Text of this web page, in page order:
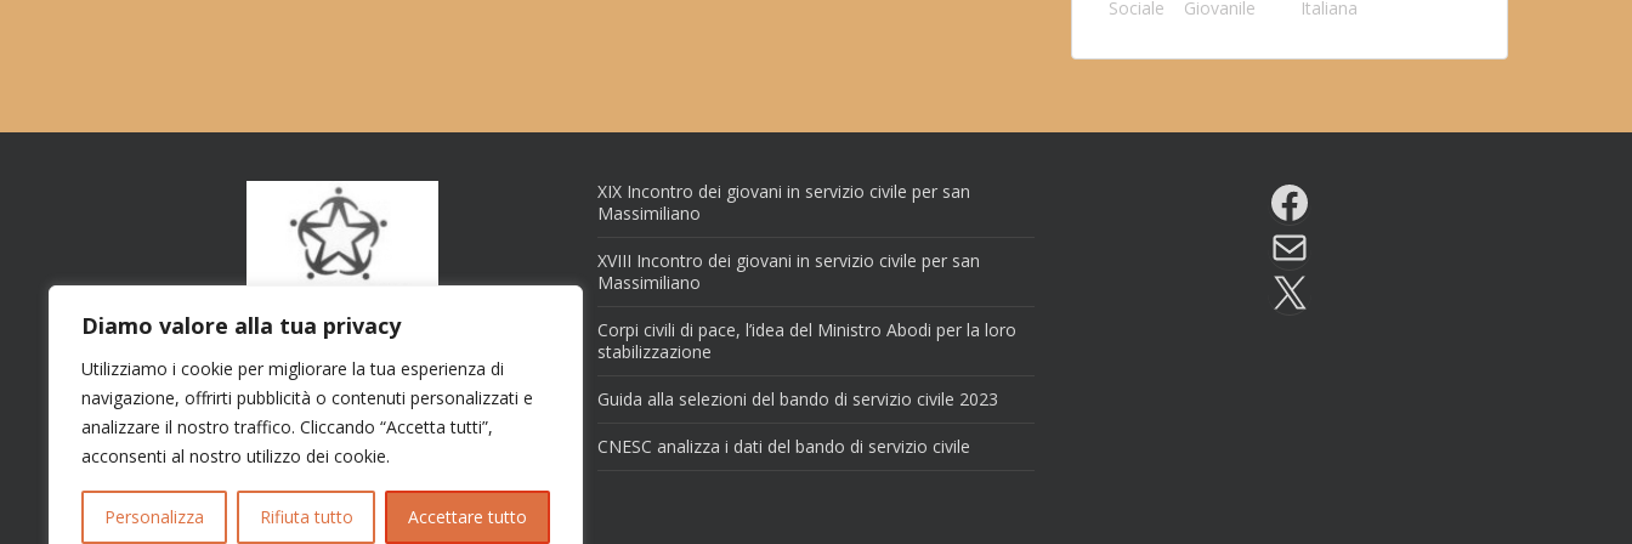
Diamo valore alla tua privacy
Utilizziamo i cookie per migliorare la tua esperienza di
navigazione, offrirti pubblicità o contenuti personalizzati e
analizzare il nostro traffico. Cliccando “Accetta tutti”,
acconsenti al nostro utilizzo dei cookie.
Personalizza Rifiuta tutto Accettare tutto
Sociale
Giovanile
Italiana
XIX Incontro dei giovani in servizio civile per san
Massimiliano
XVIII Incontro dei giovani in servizio civile per san
Massimiliano
Corpi civili di pace, l’idea del Ministro Abodi per la loro
stabilizzazione
Guida alla selezioni del bando di servizio civile 2023
CNESC analizza i dati del bando di servizio civile
Facebook
Email
X